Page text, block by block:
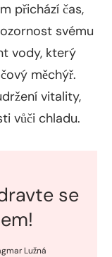
přichází čas,
svému
vody, který
měchýř.
vitality,
vůči chladu.
se
Lužná